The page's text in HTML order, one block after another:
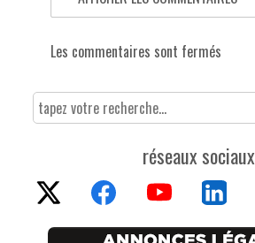
Les commentaires sont fermés
réseaux sociaux